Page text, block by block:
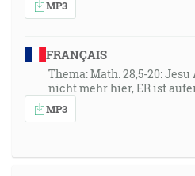
MP3
FRANÇAIS
Thema: Math. 28,5-20:
nicht mehr hier, ER ist
MP3